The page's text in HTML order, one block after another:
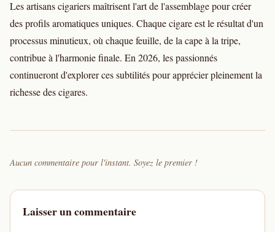
Les artisans cigariers maîtrisent l'art de l'assemblage pour créer
des profils aromatiques uniques. Chaque cigare est le résultat d'un
processus minutieux, où chaque feuille, de la cape à la tripe,
contribue à l'harmonie finale. En 2026, les passionnés
continueront d'explorer ces subtilités pour apprécier pleinement la
richesse des cigares.
Aucun commentaire pour l'instant. Soyez le premier !
Laisser un commentaire